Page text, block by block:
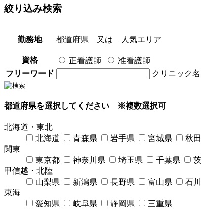
絞り込み検索
勤務地 都道府県 又は 人気エリア
資格 正看護師
准看護師
フリーワード
クリニック
都道府県を選択してください ※複数選択可
北海道・東北
北海道
青森県 岩手県 宮城県 秋
関東
東京都
神奈川県 埼玉県 千葉県
甲信越・北陸
山梨県
新潟県 長野県 富山県 石
東海
愛知県
岐阜県 静岡県
三重県